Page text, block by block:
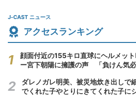
J-CAST ニュース
アクセスランキング
顔面付近の155キロ直球にヘルメッ
ー宮下朝陽に擁護の声 「負けん気
ダレノガレ明美、被災地炊き出しで
でくれた子やとりにきてくれた子に